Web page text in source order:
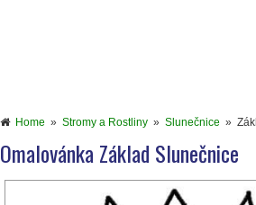
Home » Stromy a Rostliny » Slunečnice »
Omalovánka Základ Slunečnice